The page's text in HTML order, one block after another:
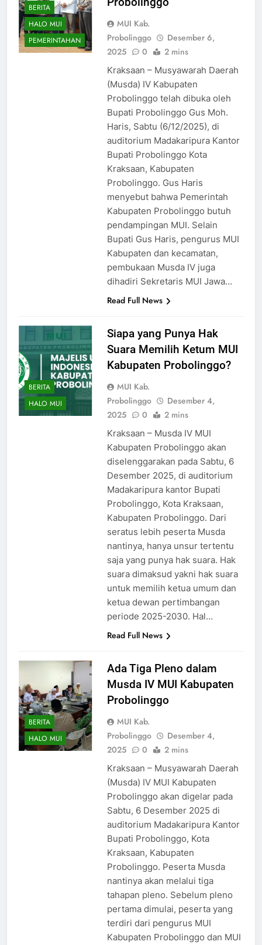
BERITA
HALO MUI
PEMERINTAHAN
MUI Kab.
Probolinggo
Desember 6,
2025
0 2 mins
Kraksaan – Musyawarah Daerah
(Musda) IV Kabupaten
Probolinggo telah dibuka oleh
Bupati Probolinggo Gus Moh.
Haris, Sabtu (6/12/2025), di
auditorium Madakaripura Kantor
Bupati Probolinggo Kota
Kraksaan, Kabupaten
Probolinggo. Gus Haris
menyebut bahwa Pemerintah
Kabupaten Probolinggo butuh
pendampingan MUI. Selain
Bupati Gus Haris, pengurus MUI
Kabupaten dan kecamatan,
pembukaan Musda IV juga
dihadiri Sekretaris MUI Jawa…
Read Full News
BERITA
HALO MUI
Siapa yang Punya Hak
Suara Memilih Ketum MUI
Kabupaten Probolinggo?
MUI Kab.
Probolinggo
Desember 4,
2025
0 2 mins
Kraksaan – Musda IV MUI
Kabupaten Probolinggo akan
diselenggarakan pada Sabtu, 6
Desember 2025, di auditorium
Madakaripura kantor Bupati
Probolinggo, Kota Kraksaan,
Kabupaten Probolinggo. Dari
seratus lebih peserta Musda
nantinya, hanya unsur tertentu
saja yang punya hak suara. Hak
suara dimaksud yakni hak suara
untuk memilih ketua umum dan
ketua dewan pertimbangan
periode 2025-2030. Hal…
Read Full News
BERITA
HALO MUI
Ada Tiga Pleno dalam
Musda IV MUI Kabupaten
Probolinggo
MUI Kab.
Probolinggo
Desember 4,
2025
0 2 mins
Kraksaan – Musyawarah Daerah
(Musda) IV MUI Kabupaten
Probolinggo akan digelar pada
Sabtu, 6 Desember 2025 di
auditorium Madakaripura Kantor
Bupati Probolinggo, Kota
Kraksaan, Kabupaten
Probolinggo. Peserta Musda
nantinya akan melalui tiga
tahapan pleno. Sebelum pleno
pertama dimulai, peserta yang
terdiri dari pengurus MUI
Kabupaten Probolinggo dan MUI